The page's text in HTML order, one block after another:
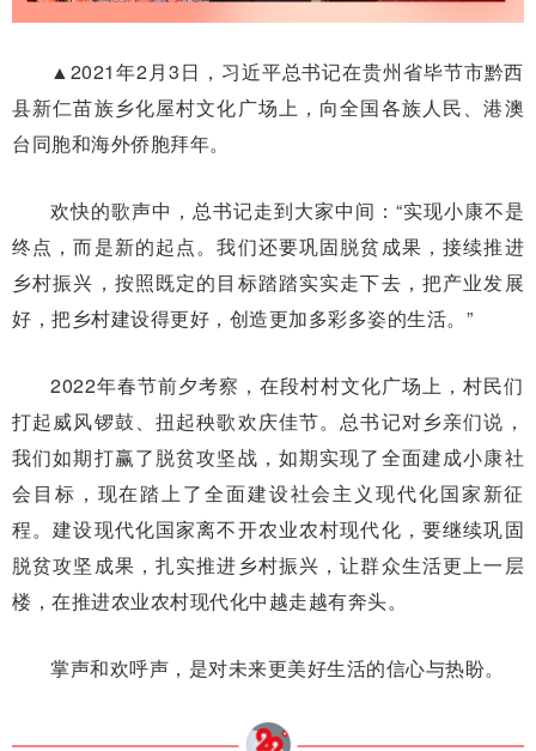
▲2021年2月3日，习近平总书记在贵州省毕节市黔西
县新仁苗族乡化屋村文化广场上，向全国各族人民、港澳
台同胞和海外侨胞拜年。
欢快的歌声中，总书记走到大家中间：“实现小康不是
终点，而是新的起点。我们还要巩固脱贫成果，接续推进
乡村振兴，按照既定的目标踏踏实实走下去，把产业发展
好，把乡村建设得更好，创造更加多彩多姿的生活。”
2022年春节前夕考察，在段村村文化广场上，村民们
打起威风锣鼓、扭起秧歌欢庆佳节。总书记对乡亲们说，
我们如期打赢了脱贫攻坚战，如期实现了全面建成小康社
会目标，现在踏上了全面建设社会主义现代化国家新征
程。建设现代化国家离不开农业农村现代化，要继续巩固
脱贫攻坚成果，扎实推进乡村振兴，让群众生活更上一层
楼，在推进农业农村现代化中越走越有奔头。
掌声和欢呼声，是对未来更美好生活的信心与热盼。